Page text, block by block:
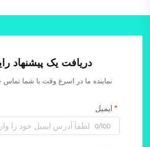
دریافت یک پیشنهاد
نماینده ما در اسرع وقت با شما
ایمیل
0/100